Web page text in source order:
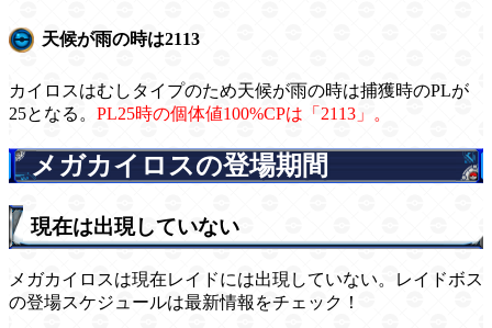
天候が雨の時は2113
カイロスはむしタイプのため天候が雨の時は捕獲時のPLが
25となる。 PL25時の個体値100%CPは「2113」。
メガカイロスの登場期間
現在は出現していない
メガカイロスは現在レイドには出現していない。レイドボス
の登場スケジュールは最新情報をチェック！